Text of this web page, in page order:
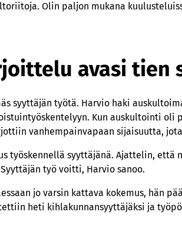
Olin paljon mukana
avasi tien
syyttäjän työtä. Harvio haki
Kun auskultointi oli
vanhempainvapaan sijaisuutta,
työskennellä syyttäjänä. Ajattelin, että
työ voitti, Harvio sanoo.
jo varsin kattava kokemus, hän
heti kihlakunnansyyttäjäksi ja